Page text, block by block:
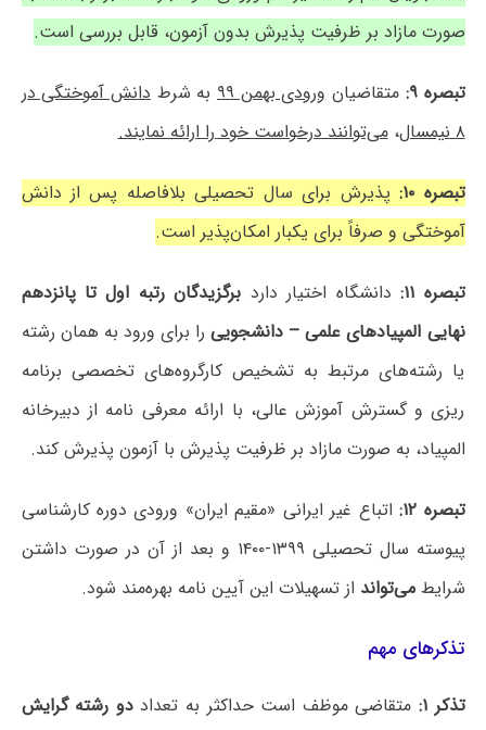
صورت مازاد بر ظرفیت پذیرش بدون آزمون، قابل بررسی است.
تبصره ۹: متقاضیانورودی بهمن ۹۹ به شرطدانش آموختگی در
۸ نیمسال
،می‌توانند درخواست خود را ارائه نمایند.
تبصره ۱۰:
پذیرش برای سال تحصیلی بلافاصله پس از دانش
آموختگی و صرفاً برای یکبار امکان‌پذیر است.
تبصره ۱۱: دانشگاه اختیار دارد برگزیدگان رتبه اول تا پانزدهم
نهایی المپیادهای علمی – دانشجوییرا برای ورود به همان رشته
یا رشته‌های مرتبط به تشخیص کارگروه‌های تخصصی برنامه
ریزی و گسترش آموزش عالی، با ارائه معرفی نامه از دبیرخانه
المپیاد، به صورت مازاد بر ظرفیت پذیرش با آزمون پذیرش کند.
تبصره ۱۲:
اتباع غیر ایرانی «مقیم ایران» ورودی دوره کارشناسی
پیوسته سال تحصیلی ۱۳۹۹-۱۴۰۰ و بعد از آن در صورت داشتن
شرایطمی‌تواند از تسهیلات این آیین نامه بهره‌مند شود.
تذکرهای مهم
تذکر ۱: متقاضی موظف است حداکثر به تعداددو رشته گرایش